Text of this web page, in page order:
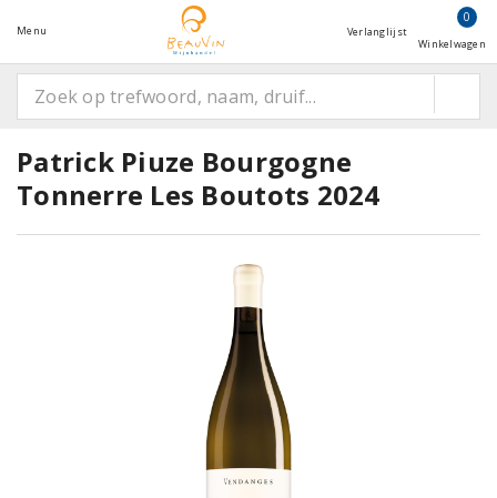
Menu Verlanglijst
0
Winkelwagen
Patrick Piuze Bourgogne
Tonnerre Les Boutots 2024